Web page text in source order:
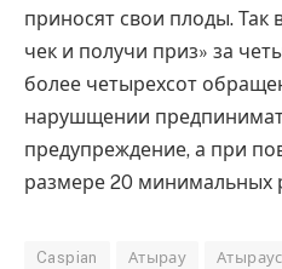
приносят свои плоды. Так
чек и получи приз» за
более четырехсот
нарушщении
предупреждение, а при
размере 20 минимальных
Caspian Атырау